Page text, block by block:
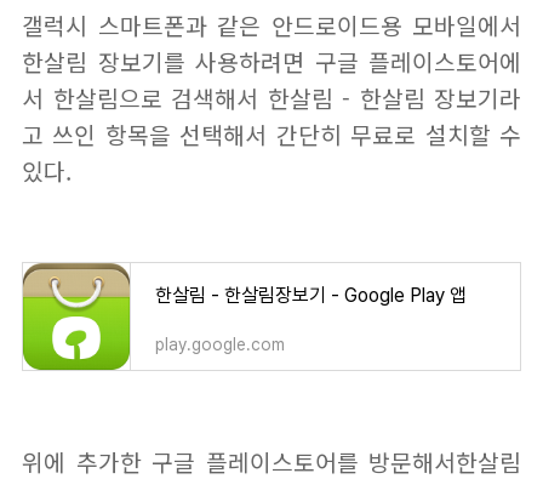
갤럭시 스마트폰과 같은 안드로이드용 모바일에서
한살림 장보기를 사용하려면 구글 플레이스토어에
서 한살림으로 검색해서 한살림 - 한살림 장보기라
고 쓰인 항목을 선택해서 간단히 무료로 설치할 수
있다.
한살림 - 한살림장보기 - Google Play 앱
play.google.com
위에 추가한 구글 플레이스토어를 방문해서한살림